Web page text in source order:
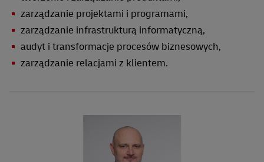
zarządzanie projektami i programami,
zarządzanie infrastrukturą informatyczną,
audyt i transformacje procesów biznesowych,
zarządzanie relacjami z klientem.